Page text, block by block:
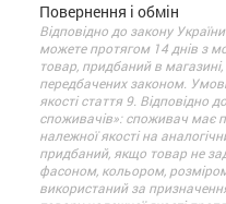
Повернення і обмін
Відповідно до закону
можете протягом 14 днів з
товар, придбаний в
передбачених законом.
якості стаття 9. Відповідно
споживачів»: споживач має
належної якості на
придбаний, якщо товар не
фасоном, кольором,
використаний за